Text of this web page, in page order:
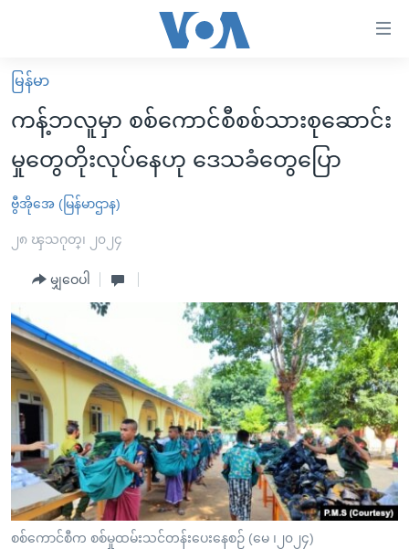
လွယ်ကူ
စေ
Link
များ
ပင်မ
ကျော်
ကြည့်
ရန်
ပင်မ
ညွန်း
စာမျက်နှာ
သို့
ကျော်
ကြည့်
မူလစာမျက်နှာ
မြန်မာ
ကမ္ဘာ့သတင်းများ
နိုင်ငံတကာ
အစ္စရေး-ပါလက်စတိုင်း
ဗွီဒီယို
အင်္ဂလိပ်စာလေ့လာမယ်
အမေရိကန်သုံးအီဒီယံ
မကြေးမုံရဲ့ အင်္ဂလိပ်စာ
ရုပ်ရှင်ထဲက အင်္ဂလိပ်စာ
သုတပဒေသာ အင်္ဂလိပ်စာ
အပတ်စဉ်ကဏ္ဍများ
ရေဒီယို
တီဗွီ
ရေဒီယိုနှင့်ရုပ်သံ အချက်အလက်များ
ရေဒီယို/တီဗွီအစီအစဉ်
Learning English
ဗွီအိုအေ လူမှုကွန်ယက်များ
မြန်မာ
ကန့်ဘလူမှာ စစ်ကောင်စီစစ်သားစုဆောင်း
မှုတွေတိုးလုပ်နေဟု ဒေသခံတွေပြော
ဗွီအိုအေ (မြန်မာဌာန)
၂၈ ၾသဂုတ္၊ ၂၀၂၄
မျှဝေပါ
စစ်ကောင်စီက စစ်မှုထမ်းသင်တန်းပေးနေစဉ် (မေ ၊၂၀၂၄)